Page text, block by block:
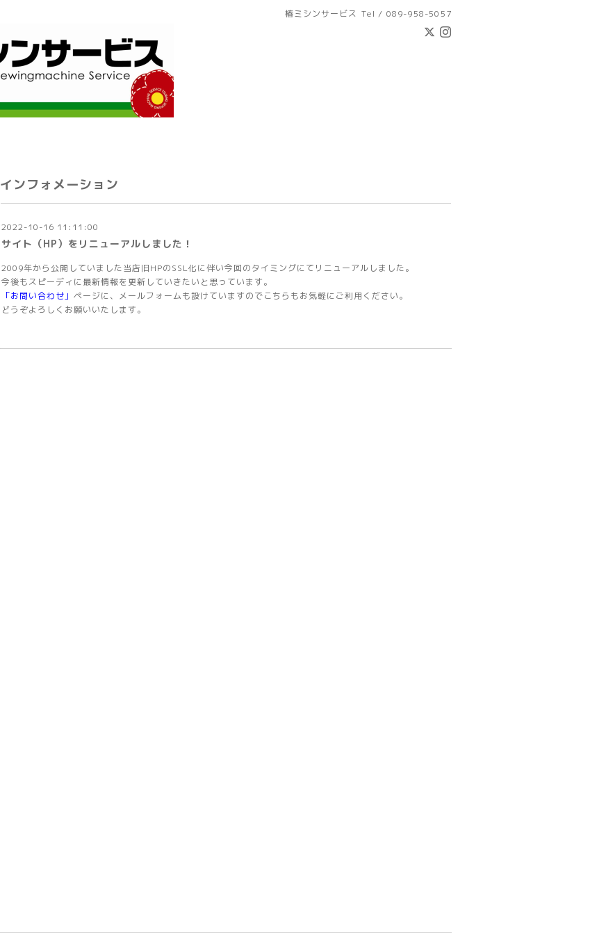
椿ミシンサービス Tel / 089-958-5057
インフォメーション
2022-10-16 11:11:00
サイト（HP）をリニューアルしました！
2009年から公開していました当店旧HPのSSL化に伴い今回のタイミングにてリニューアルしました。
今後もスピーディに最新情報を更新していきたいと思っています。
「お問い合わせ」 ページに、メールフォームも設けていますのでこちらもお気軽にご利用ください。
どうぞよろしくお願いいたします。